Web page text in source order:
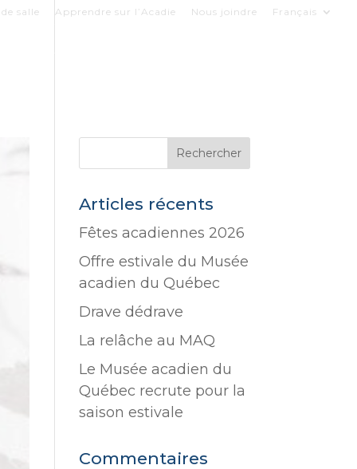
salle Apprendre sur l’Acadie Nous joindre Français
Articles récents
Fêtes acadiennes 2026
Offre estivale du Musée
acadien du Québec
Drave dédrave
La relâche au MAQ
Le Musée acadien du
Québec recrute pour la
saison estivale
Commentaires